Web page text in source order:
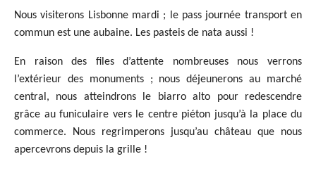
Nous visiterons Lisbonne mardi ; le pass journée transport en
commun est une aubaine. Les pasteis de nata aussi !
En raison des files d’attente nombreuses nous verrons
l’extérieur des monuments ; nous déjeunerons au marché
central, nous atteindrons le biarro alto pour redescendre
grâce au funiculaire vers le centre piéton jusqu’à la place du
commerce. Nous regrimperons jusqu’au château que nous
apercevrons depuis la grille !